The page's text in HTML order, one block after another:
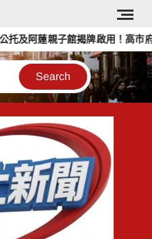
阿蓮親子館揭牌啟用！高市府